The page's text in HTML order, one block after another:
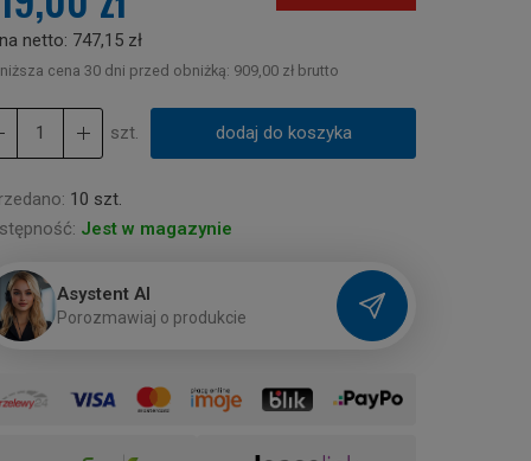
netto: 747,15 zł
cena 30 dni przed obniżką: 909,00 zł brutto
szt. dodaj do koszyka
10 szt.
Jest w magazynie
Asystent AI
Porozmawiaj o produkcie